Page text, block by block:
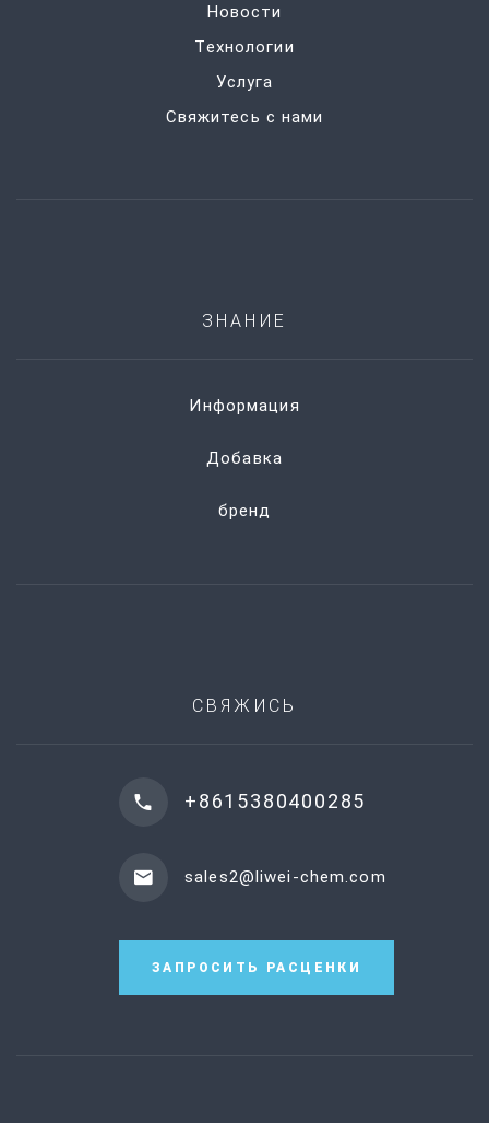
Новости
Технологии
Услуга
Свяжитесь с нами
ЗНАНИЕ
Информация
Добавка
бренд
СВЯЖИСЬ
+8615380400285
sales2@liwei-chem.com
ЗАПРОСИТЬ РАСЦЕНКИ